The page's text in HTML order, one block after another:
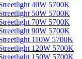
40W 5700K
50W 5700K
70W 5700K
90W 5700K
110W 5700K
120W 5700K
150W 5700K